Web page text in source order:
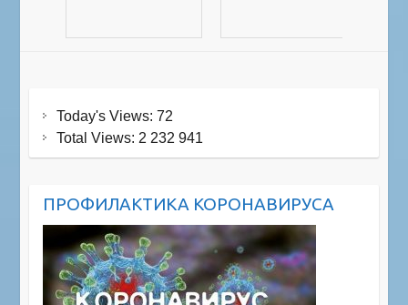
Today's Views:72
Total Views: 2 232 941
ПРОФИЛАКТИКА КОРОНАВИРУСА